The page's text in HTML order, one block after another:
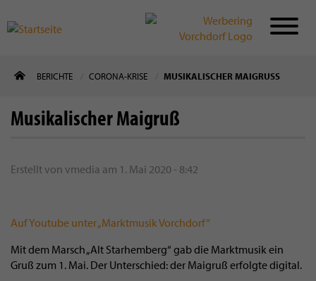
zum
BERICHTE CORONA-KRISE MUSIKALISCHER MAIGRUSS
Musikalischer Maigruß
Erstellt von vmedia am 1. Mai 2020 - 8:42
Auf Youtube unter „Marktmusik Vorchdorf“
Mit dem Marsch „Alt Starhemberg“ gab die Marktmusik ein
Gruß zum 1. Mai. Der Unterschied: der Maigruß erfolgte digital.